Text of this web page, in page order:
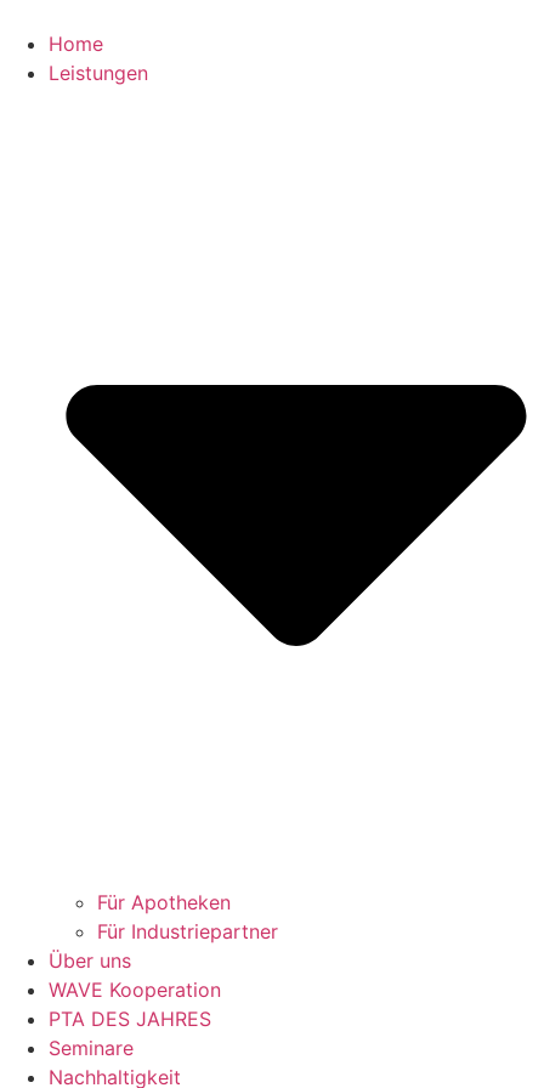
Inhalt
springen
Home
Leistungen
Für Apotheken
Für Industriepartner
Über uns
WAVE Kooperation
PTA DES JAHRES
Seminare
Nachhaltigkeit